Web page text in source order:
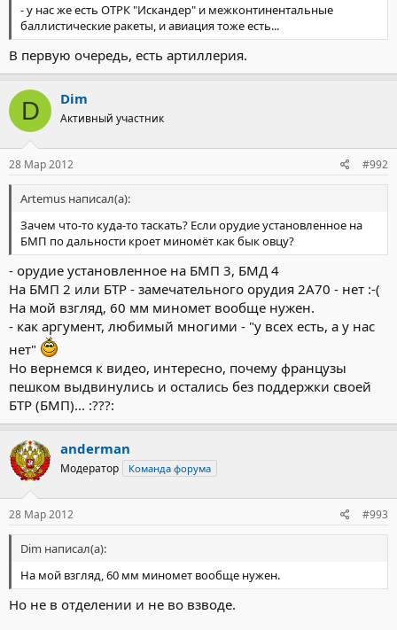
- у нас же есть ОТРК "Искандер" и межконтинентальные
баллистические ракеты, и авиация тоже есть...
В первую очередь, есть артиллерия.
D Dim
Активный участник
28 Мар 2012 #992
Artemus написал(а):
Зачем что-то куда-то таскать? Если орудие установленное на
БМП по дальности кроет миномёт как бык овцу?
- орудие установленное на БМП 3, БМД 4
На БМП 2 или БТР - замечательного орудия 2А70 - нет :-(
На мой взгляд, 60 мм миномет вообще нужен.
- как аргумент, любимый многими - "у всех есть, а у нас
нет"
Но вернемся к видео, интересно, почему французы
пешком выдвинулись и остались без поддержки своей
БТР (БМП)... :???:
anderman
Модератор Команда форума
28 Мар 2012 #993
Dim написал(а):
На мой взгляд, 60 мм миномет вообще нужен.
Но не в отделении и не во взводе.